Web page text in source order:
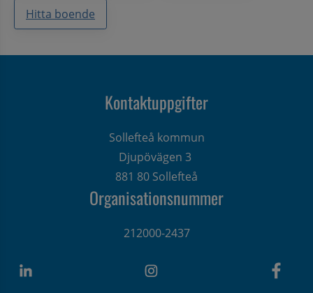
Hitta boende
Kontaktuppgifter
Sollefteå kommun
Djupövägen 3
881 80 Sollefteå
Organisationsnummer
212000-2437